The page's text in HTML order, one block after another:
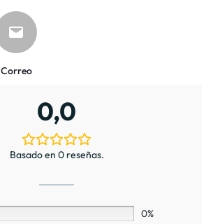
Correo
0,0
Basado en 0 reseñas.
0%